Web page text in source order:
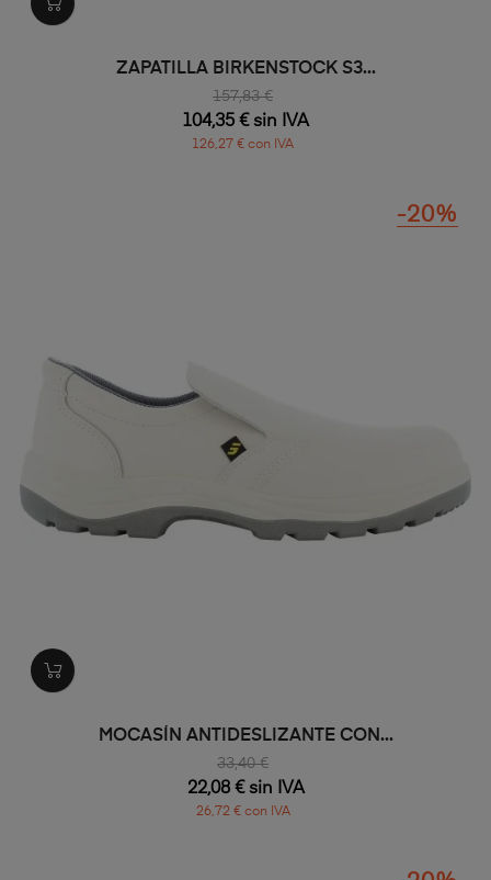
ZAPATILLA BIRKENSTOCK S3...
157,83 €
104,35 € sin IVA
126,27 € con IVA
MOCASÍN ANTIDESLIZANTE CON...
33,40 €
-20%
22,08 € sin IVA
26,72 € con IVA